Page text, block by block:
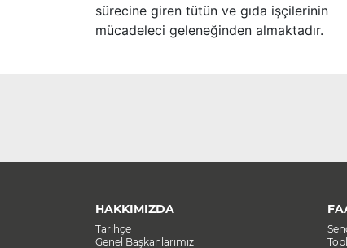
sürecine giren tütün ve gıda işçilerinin
mücadeleci geleneğinden almaktadır.
HAKKIMIZDA
Tarihçe
Genel Başkanlarımız